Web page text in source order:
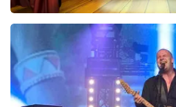
40 45 De Musical
297laatste 30 minuten
BESTEL NU